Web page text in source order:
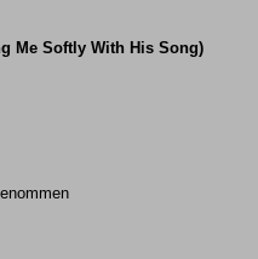
Me Softly With His Song)